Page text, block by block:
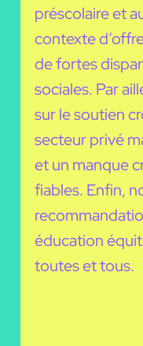
préscolaire et
contexte
de fortes
sociales. Par
sur le soutien
secteur privé
et un manque
fiables. Enfin,
éducation
toutes et tous.